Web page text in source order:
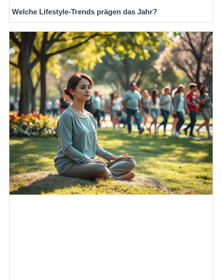
Welche Lifestyle-Trends prägen das Jahr?